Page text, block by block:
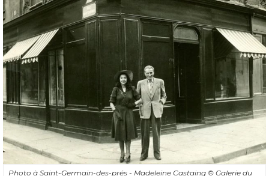
Photo à Saint-Germain-des-prés - Madeleine Castaing © Galerie du